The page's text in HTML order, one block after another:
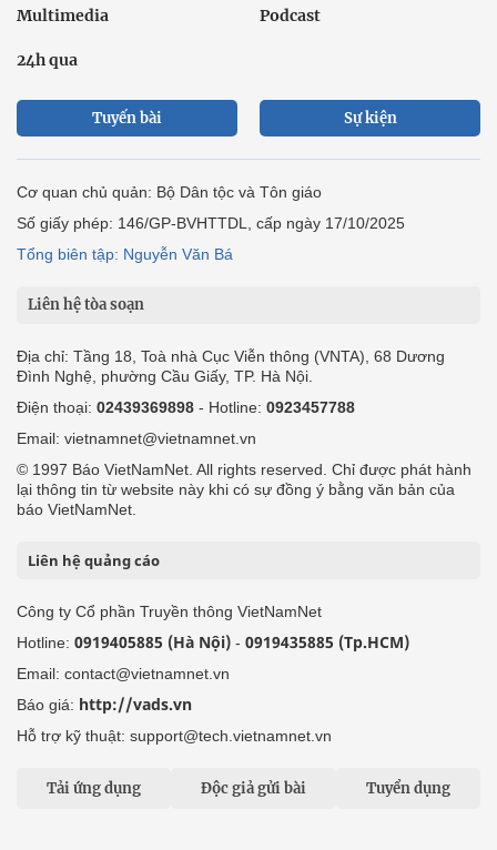
Multimedia Podcast
24h qua
Tuyến bài Sự kiện
Cơ quan chủ quản: Bộ Dân tộc và Tôn giáo
Số giấy phép: 146/GP-BVHTTDL, cấp ngày 17/10/2025
Tổng biên tập: Nguyễn Văn Bá
Liên hệ tòa soạn
Địa chỉ: Tầng 18, Toà nhà Cục Viễn thông (VNTA), 68 Dương
Đình Nghệ, phường Cầu Giấy, TP. Hà Nội.
Điện thoại: 02439369898 - Hotline: 0923457788
Email: vietnamnet@vietnamnet.vn
© 1997 Báo VietNamNet. All rights reserved. Chỉ được phát hành
lại thông tin từ website này khi có sự đồng ý bằng văn bản của
báo VietNamNet.
Liên hệ quảng cáo
Công ty Cổ phần Truyền thông VietNamNet
Hotline: 0919405885 (Hà Nội) - 0919435885 (Tp.HCM)
Email: contact@vietnamnet.vn
Báo giá: http://vads.vn
Hỗ trợ kỹ thuật: support@tech.vietnamnet.vn
Tải ứng dụng Độc giả gửi bài Tuyển dụng